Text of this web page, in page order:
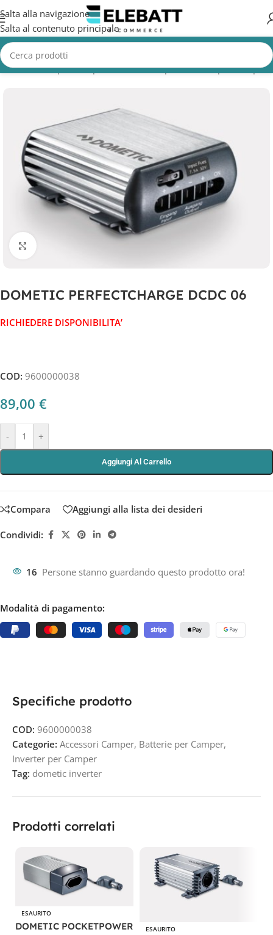
Salta alla navigazione
Salta al contenuto principale
/Batterie per Camper/Batterie Camper/Inverter per Camper
Clicca per ingrandire
DOMETIC PERFECTCHARGE DCDC 06
RICHIEDERE DISPONIBILITA’
COD: 9600000038
89,00 €
- +
Aggiungi Al Carrello
Compara Aggiungi alla lista dei desideri
Condividi:
16 Persone stanno guardando questo prodotto ora!
Modalità di pagamento:
Specifiche prodotto
COD: 9600000038
Categorie: Accessori Camper, Batterie per Camper,
Inverter per Camper
Tag: dometic inverter
Prodotti correlati
ESAURITO
DOMETIC POCKETPOWER
ESAURITO